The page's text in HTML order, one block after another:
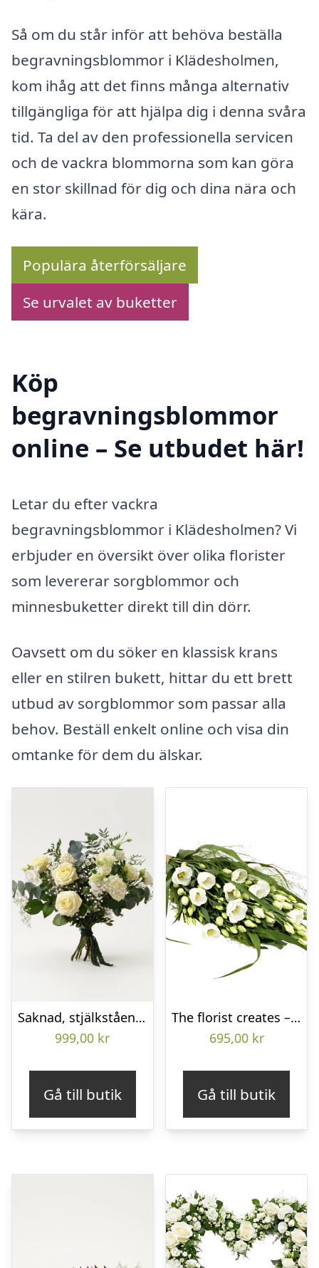
Så om du står inför att behöva beställa
begravningsblommor i Klädesholmen,
kom ihåg att det finns många alternativ
tillgängliga för att hjälpa dig i denna svåra
tid. Ta del av den professionella servicen
och de vackra blommorna som kan göra
en stor skillnad för dig och dina nära och
kära.
Populära återförsäljare
Se urvalet av buketter
Köp
begravningsblommor
online – Se utbudet här!
Letar du efter vackra
begravningsblommor i Klädesholmen? Vi
erbjuder en översikt över olika florister
som levererar sorgblommor och
minnesbuketter direkt till din dörr.
Oavsett om du söker en klassisk krans
eller en stilren bukett, hittar du ett brett
utbud av sorgblommor som passar alla
behov. Beställ enkelt online och visa din
omtanke för dem du älskar.
Saknad, stjälkstående bukett
999,00 kr
Gå till butik
The florist creates – Funeral bouquet
695,00 kr
Gå till butik